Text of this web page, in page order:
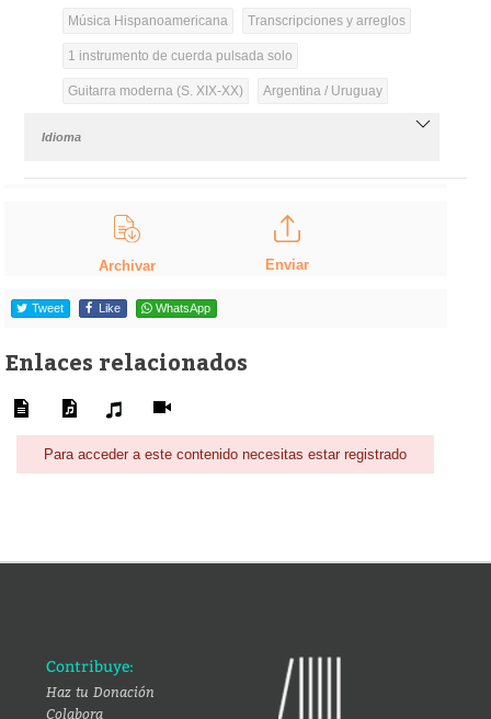
Música Hispanoamericana Transcripciones y arreglos
1 instrumento de cuerda pulsada solo
Guitarra moderna (S. XIX-XX) Argentina / Uruguay
Idioma
Archivar Enviar
Tweet Like WhatsApp
Enlaces relacionados
Para acceder a este contenido necesitas estar registrado
Contribuye:
Haz tu Donación
Colabora